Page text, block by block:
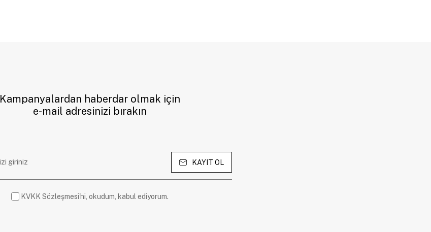
Kampanyalardan haberdar olmak için
e-mail adresinizi bırakın
KAYIT OL
KVKK Sözleşmesi'ni, okudum, kabul ediyorum.